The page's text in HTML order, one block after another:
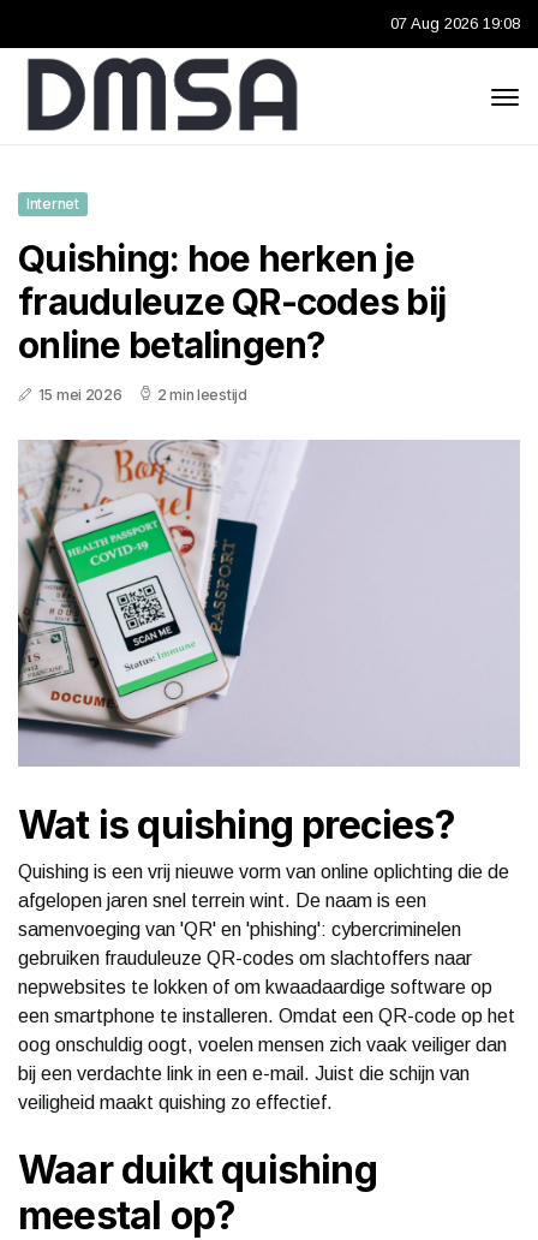
07 Aug 2026 19:08
Internet
Quishing: hoe herken je
frauduleuze QR-codes bij
online betalingen?
15 mei 2026 2 min leestijd
Wat is quishing precies?
Quishing is een vrij nieuwe vorm van online oplichting die de
afgelopen jaren snel terrein wint. De naam is een
samenvoeging van 'QR' en 'phishing': cybercriminelen
gebruiken frauduleuze QR-codes om slachtoffers naar
nepwebsites te lokken of om kwaadaardige software op
een smartphone te installeren. Omdat een QR-code op het
oog onschuldig oogt, voelen mensen zich vaak veiliger dan
bij een verdachte link in een e-mail. Juist die schijn van
veiligheid maakt quishing zo effectief.
Waar duikt quishing
meestal op?